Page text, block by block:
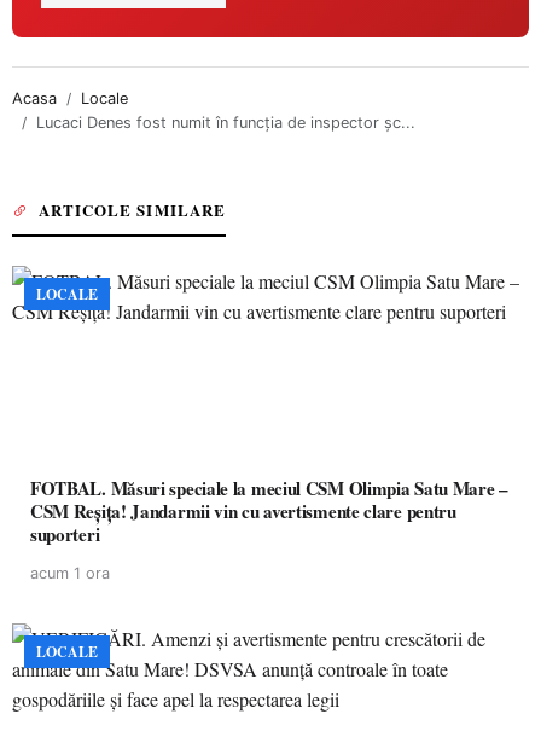
Acasa
Locale
Lucaci Denes fost numit în funcția de inspector șc...
ARTICOLE SIMILARE
LOCALE
FOTBAL. Măsuri speciale la meciul CSM Olimpia Satu Mare –
CSM Reșița! Jandarmii vin cu avertismente clare pentru
suporteri
acum 1 ora
LOCALE